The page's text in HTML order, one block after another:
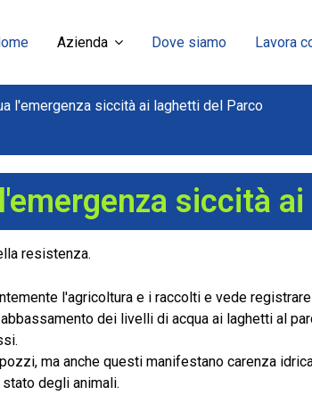
Azienda Dove siamo Lavora
l'emergenza siccità ai laghetti del Parco
siccità
resistenza.
l'agricoltura e i raccolti e vede
dei livelli di acqua ai laghetti al
ma anche questi manifestano carenza
degli animali.